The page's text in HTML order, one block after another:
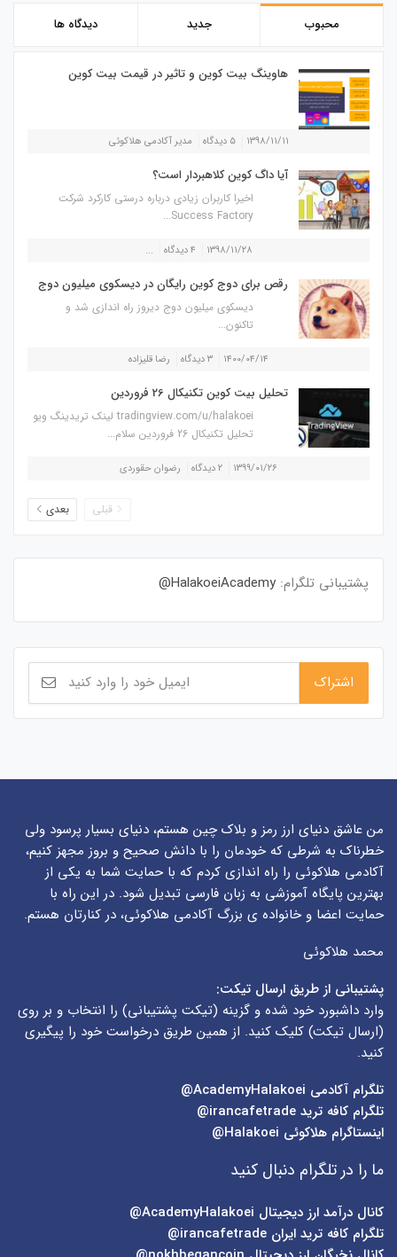
محبوب جدید دیدگاه ها
هاوینگ بیت کوین و تاثیر در قیمت بیت کوین
۱۳۹۸/۱۱/۱۱ ۵ دیدگاه مدیر آکادمی هلاکوئی
آیا داگ کوین کلاهبردار است؟
اخیرا کاربران زیادی درباره درستی کارکرد شرکت
Success Factory...
۱۳۹۸/۱۱/۲۸ ۴ دیدگاه ...
رقص برای دوج کوین رایگان در دیسکوی میلیون دوج
دیسکوی میلیون دوج دیروز راه اندازی شد و
تاکنون...
۱۴۰۰/۰۴/۱۴ ۳ دیدگاه رضا قلیزاده
تحلیل بیت کوین تکنیکال 26 فروردین
tradingview.com/u/halakoei لینک تریدینگ ویو
تحلیل تکنیکال 26 فروردین سلام...
۱۳۹۹/۰۱/۲۶ ۲ دیدگاه رضوان حقوردی
قبلی بعدی
پشتیبانی تلگرام: HalakoeiAcademy@
من عاشق دنیای ارز رمز و بلاک چین هستم، دنیای بسیار پرسود ولی
خطرناک به شرطی که خودمان را با دانش صحیح و بروز مجهز کنیم،
آکادمی هلاکوئی را راه اندازی کردم که با حمایت شما به یکی از
بهترین پایگاه آموزشی به زبان فارسی تبدیل شود. در این راه با
حمایت اعضا و خانواده ی بزرگ آکادمی هلاکوئی، در کنارتان هستم.
محمد هلاکوئی
پشتیبانی از طریق ارسال تیکت:
وارد داشبورد خود شده و گزینه (تیکت پشتیبانی) را انتخاب و بر روی
(ارسال تیکت) کلیک کنید. از همین طریق درخواست خود را پیگیری
کنید.
تلگرام آکادمی
تلگرام کافه ترید irancafetrade@
اینستاگرام هلاکوئی Halakoei@
ما را در تلگرام دنبال کنید
کانال درآمد ارز دیجیتال AcademyHalakoei@
تلگرام کافه ترید ایران irancafetrade@